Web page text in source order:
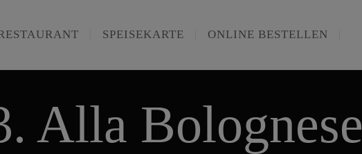
SPEISEKARTE ONLINE BESTELLEN
Alla Bolognese